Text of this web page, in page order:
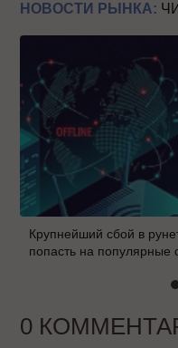
НОВОСТИ РЫНКА:
Крупнейший сбой в
попасть на популярные
0